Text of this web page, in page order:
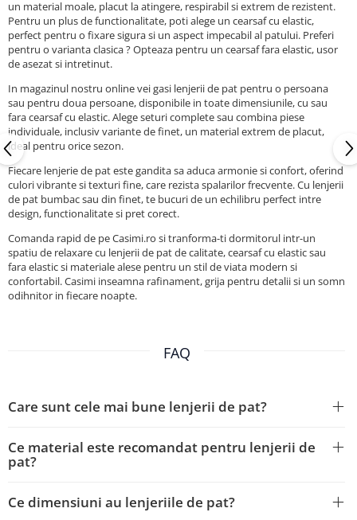
un material moale, placut la atingere, respirabil si extrem de rezistent.
Pentru un plus de functionalitate, poti alege un cearsaf cu elastic,
perfect pentru o fixare sigura si un aspect impecabil al patului. Preferi
pentru o varianta clasica ? Opteaza pentru un cearsaf fara elastic, usor
de asezat si intretinut.
In magazinul nostru online vei gasi lenjerii de pat pentru o persoana
sau pentru doua persoane, disponibile in toate dimensiunile, cu sau
fara cearsaf cu elastic. Alege seturi complete sau combina piese
individuale, inclusiv variante de finet, un material extrem de placut,
ideal pentru orice sezon.
Fiecare lenjerie de pat este gandita sa aduca armonie si confort, oferind
culori vibrante si texturi fine, care rezista spalarilor frecvente. Cu lenjerii
de pat bumbac sau din finet, te bucuri de un echilibru perfect intre
design, functionalitate si pret corect.
Comanda rapid de pe Casimi.ro si tranforma-ti dormitorul intr-un
spatiu de relaxare cu lenjerii de pat de calitate, cearsaf cu elastic sau
fara elastic si materiale alese pentru un stil de viata modern si
confortabil. Casimi inseamna rafinament, grija pentru detalii si un somn
odihnitor in fiecare noapte.
FAQ
Care sunt cele mai bune lenjerii de pat?
Ce material este recomandat pentru lenjerii de
pat?
Ce dimensiuni au lenjeriile de pat?